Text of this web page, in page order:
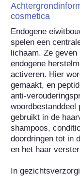
cosmetica
Endogene
spelen een
lichaam. Ze
endogene
activeren. Hier
gemaakt, en
anti-
woordbestanddeel
gebruikt in de
shampoos,
doordringen tot in
en het haar
In